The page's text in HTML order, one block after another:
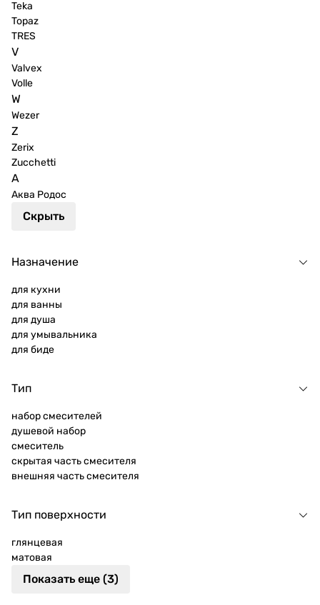
Teka
Topaz
TRES
V
Valvex
Volle
W
Wezer
Z
Zerix
Zucchetti
А
Аква Родос
Скрыть
Назначение
для кухни
для ванны
для душа
для умывальника
для биде
Тип
набор смесителей
душевой набор
смеситель
скрытая часть смесителя
внешняя часть смесителя
Тип поверхности
глянцевая
матовая
Показать еще (3)